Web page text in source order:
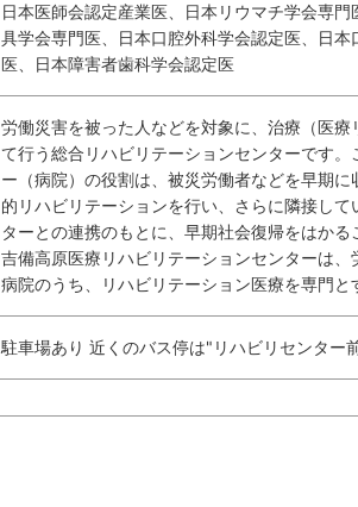
日本医師会認定産業医、日本リウマチ学会専
具学会専門医、日本口腔外科学会認定医、日
医、日本障害者歯科学会認定医
労働災害を被った人などを対象に、治療（医
て行う総合リハビリテーションセンターです
ー（病院）の役割は、被災労働者などを早期
的リハビリテーションを行い、さらに隣接し
ターとの連携のもとに、早期社会復帰をはかる
吉備高原医療リハビリテーションセンターは
病院のうち、リハビリテーション医療を専門と
駐車場あり 近くのバス停は"リハビリセンター